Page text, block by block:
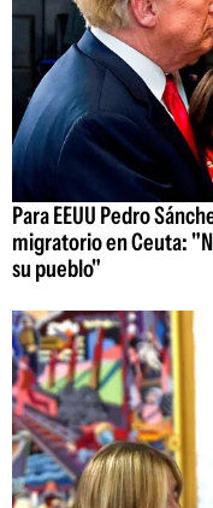
Para EEUU Pedro
migratorio en Ceuta:
su pueblo"